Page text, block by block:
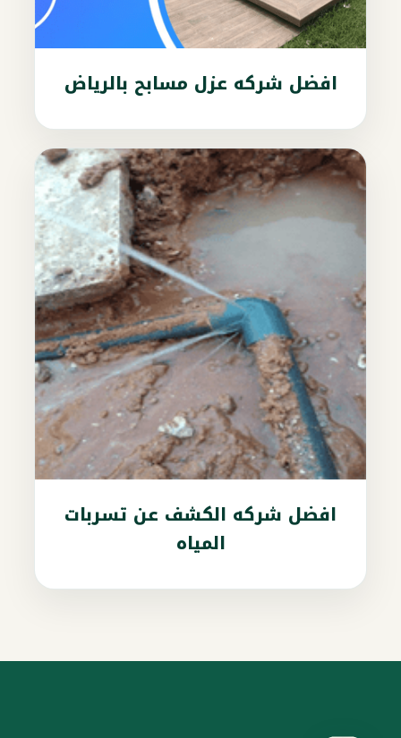
افضل شركه عزل مسابح بالرياض
افضل شركه الكشف عن تسربات
المياه